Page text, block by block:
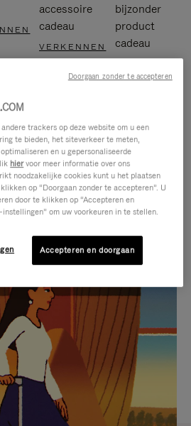
accessoire
cadeau
VERKENNEN
bijzonder
product
cadeau
VAN GESCHENKEN
metgezel
elke reis
trackers op deze website om u een
te bieden, het siteverkeer te meten,
en u gepersonaliseerde
hiervoor meer informatie over ons
noodzakelijke cookies kunt u het plaatsen
op “Doorgaan zonder te accepteren”. U
door te klikken op “Accepteren en
om uw voorkeuren in te stellen.
Accepteren en doorgaan
Doorgaan zonder te accepteren